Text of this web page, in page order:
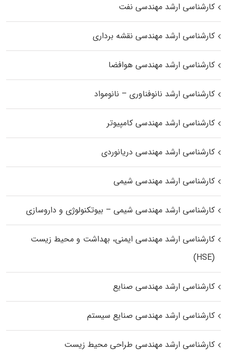
کارشناسی ارشد مهندسی نفت
کارشناسی ارشد مهندسی نقشه برداری
کارشناسی ارشد مهندسی هوافضا
کارشناسی ارشد نانوفناوری – نانومواد
کارشناسی ارشد مهندسی کامپیوتر
کارشناسی ارشد مهندسی دریانوردی
کارشناسی ارشد مهندسی شیمی
کارشناسی ارشد مهندسی شیمی – بیوتکنولوژی و داروسازی
کارشناسی ارشد مهندسی ایمنی، بهداشت و محیط زیست
(HSE)
کارشناسی ارشد مهندسی صنایع
کارشناسی ارشد مهندسی صنایع سیستم
کارشناسی ارشد مهندسی طراحی محیط زیست